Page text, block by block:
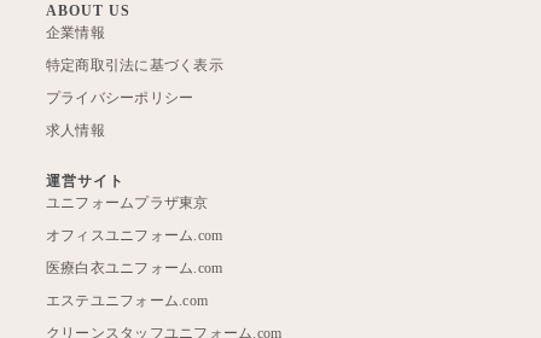
ABOUT US
企業情報
特定商取引法に基づく表示
プライバシーポリシー
求人情報
運営サイト
ユニフォームプラザ東京
オフィスユニフォーム.com
医療白衣ユニフォーム.com
エステユニフォーム.com
クリーンスタッフユニフォーム.com